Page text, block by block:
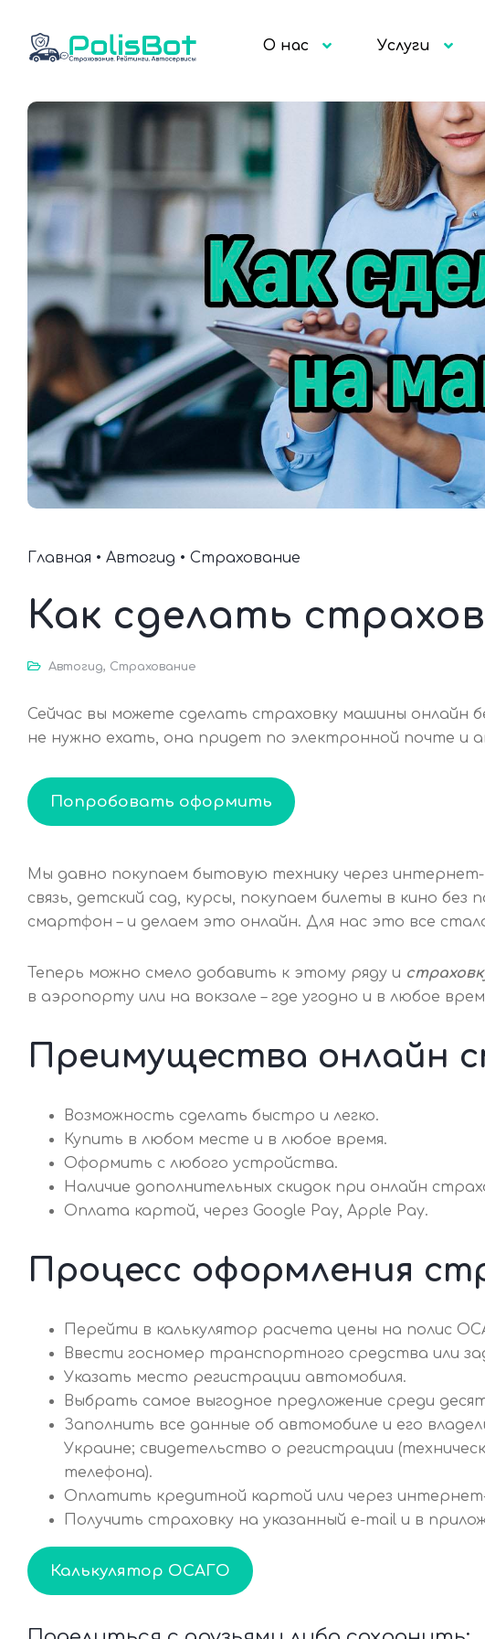
О нас Услуги
Главная • Автогид • Страхование
Как сделать
Автогид, Страхование
Сейчас вы можете сделать страховку машины онлайн
не нужно ехать, она придет по электронной почте и
Попробовать оформить
Мы давно покупаем бытовую технику через
связь, детский сад, курсы, покупаем билеты в кино
смартфон – и делаем это онлайн. Для нас это все
Теперь можно смело добавить к этому ряду и
в аэропорту или на вокзале – где угодно и в любое
Преимущества онлайн
Возможность сделать быстро и легко.
Купить в любом месте и в любое время.
Оформить с любого устройства.
Наличие дополнительных скидок при онлайн
Оплата картой, через Google Pay, Apple Pay.
Процесс оформления
Перейти в калькулятор расчета цены на полис
Ввести госномер транспортного средства или
Указать место регистрации автомобиля.
Выбрать самое выгодное предложение среди
Заполнить все данные об автомобиле и его
Украине; свидетельство о регистрации
телефона).
Оплатить кредитной картой или через
Получить страховку на указанный e-mail и в
Калькулятор ОСАГО